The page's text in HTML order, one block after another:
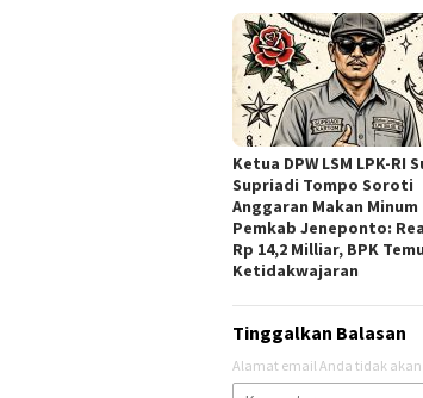
Ketua DPW LSM LPK-RI
Supriadi Tompo Soroti
Anggaran Makan Minum
Pemkab Jeneponto:
Rp 14,2 Milliar, BPK
Ketidakwajaran
Tinggalkan Balasan
Alamat email Anda tidak